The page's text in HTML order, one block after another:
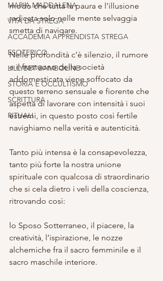
MARIA MADDALENA
VITA DA STREGA
ACCADEMIA APPRENDISTA STREGA
ESOTERICO
LILLYBET BAMBOLINE
STORIA E OCCULTISMO
SCRITTURA
RITUALI
modo che tutta la paura e l’illusione
radicata solo nelle mente selvaggia
smetta di navigare.
Nelle profondità c’è silenzio, il rumore
e il frastuono della società
addomesticata viene soffocato da
questo terreno sensuale e fiorente che
aspetta di lavorare con intensità i suoi
estremi, in questo posto così fertile
navighiamo nella verità e autenticità.
Tanto più intensa è la consapevolezza,
tanto più forte la nostra unione
spirituale con qualcosa di straordinario
che si cela dietro i veli della coscienza,
ritrovando così:
lo Sposo Sotterraneo, il piacere, la
creatività, l’ispirazione, le nozze
alchemiche fra il sacro femminile e il
sacro maschile interiore.